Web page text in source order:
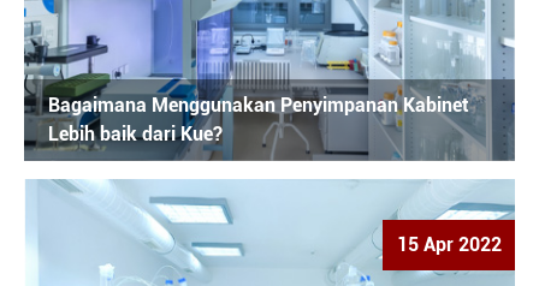
Bagaimana Menggunakan Penyimpanan Kabinet
Lebih baik dari Kue?
15 Apr 2022